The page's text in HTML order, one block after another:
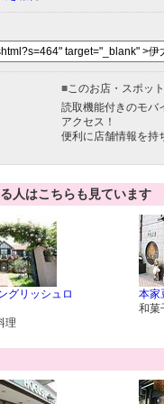
■このお店・スポッ
読取機能付きのモバ
アクセス！
便利に店舗情報を持
人はこちらも見ています
グリッシュロ
理
本家
和菓